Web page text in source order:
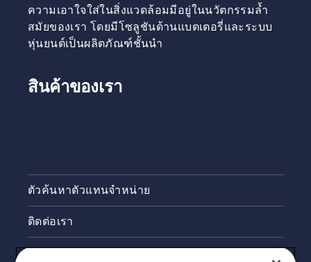
ความเอาใจใส่ในสิ่งแวดล้อมมีอยู่ในนวัตกรรมล้ำ
สมัยของเรา โดยมีโซลูชันด้านแบตเตอรี่และระบบ
หุ่นยนต์เป็นผลิตภัณฑ์ชั้นนำ
สินค้าของเรา
ตัวค้นหาตัวแทนจำหน่าย
ติดต่อเรา